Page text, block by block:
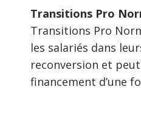
Transitions Pro
Transitions Pro
les salariés dans
reconversion et
financement d’une